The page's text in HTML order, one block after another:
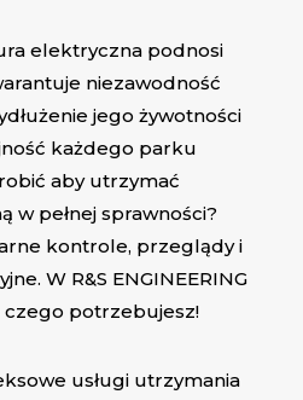
elektryczna podnosi
niezawodność
jego żywotności
każdego parku
aby utrzymać
w pełnej sprawności?
kontrole, przeglądy i
W R&S ENGINEERING
czego potrzebujesz!
usługi utrzymania